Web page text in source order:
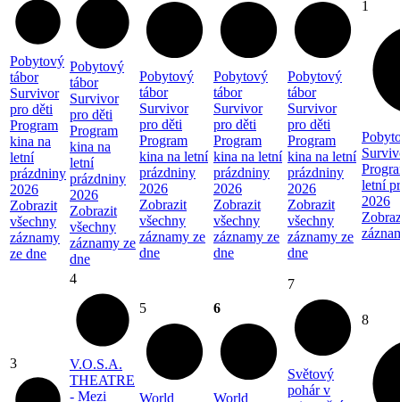
Pobytový
tábor
Survivor
pro děti
Program
kina na
letní
prázdniny
2026
Zobrazit
všechny
záznamy
ze dne
Pobytový
tábor
Survivor
pro děti
Program
kina na
letní
prázdniny
2026
Zobrazit
všechny
záznamy ze
dne
Pobytový
tábor
Survivor
pro děti
Program
kina na letní
prázdniny
2026
Zobrazit
všechny
záznamy ze
dne
Pobytový
tábor
Survivor
pro děti
Program
kina na letní
prázdniny
2026
Zobrazit
všechny
záznamy ze
dne
Pobytový
tábor
Survivor
pro děti
Program
kina na letní
prázdniny
2026
Zobrazit
všechny
záznamy ze
dne
1
letní
2026
3
4
V.O.S.A.
THEATRE
- Mezi
5
World
6
World
7
Světový
pohár v
8